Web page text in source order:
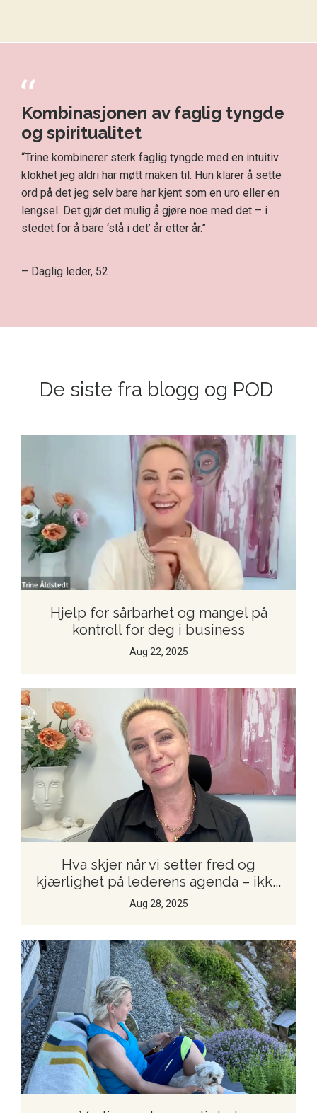
Kombinasjonen av faglig tyngde
og spiritualitet
“Trine kombinerer sterk faglig tyngde med en intuitiv
klokhet jeg aldri har møtt maken til. Hun klarer å sette
ord på det jeg selv bare har kjent som en uro eller en
lengsel. Det gjør det mulig å gjøre noe med det – i
stedet for å bare ‘stå i det’ år etter år.”
– Daglig leder, 52
De siste fra blogg og POD
Hjelp for sårbarhet og mangel på
kontroll for deg i business
Aug 22, 2025
Hva skjer når vi setter fred og
kjærlighet på lederens agenda – ikk...
Aug 28, 2025